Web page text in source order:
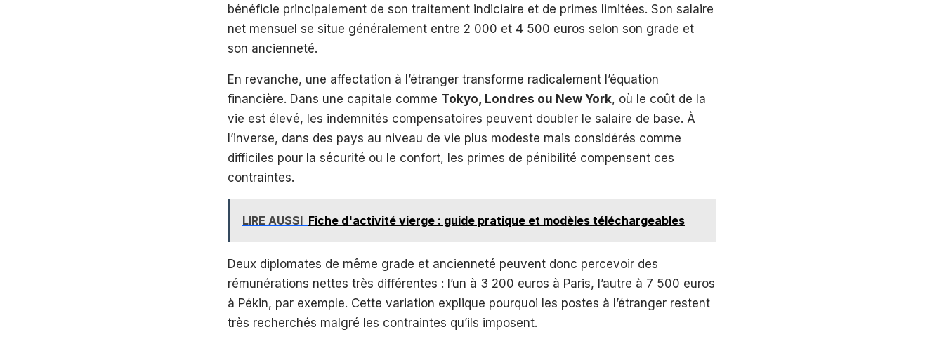
bénéficie principalement de son traitement indiciaire et de primes limitées. Son salaire
net mensuel se situe généralement entre 2 000 et 4 500 euros selon son grade et
son ancienneté.
En revanche, une affectation à l’étranger transforme radicalement l’équation
financière. Dans une capitale comme Tokyo, Londres ou New York, où le coût de la
vie est élevé, les indemnités compensatoires peuvent doubler le salaire de base. À
l’inverse, dans des pays au niveau de vie plus modeste mais considérés comme
difficiles pour la sécurité ou le confort, les primes de pénibilité compensent ces
contraintes.
LIRE AUSSI Fiche d'activité vierge : guide pratique et modèles téléchargeables
Deux diplomates de même grade et ancienneté peuvent donc percevoir des
rémunérations nettes très différentes : l’un à 3 200 euros à Paris, l’autre à 7 500 euros
à Pékin, par exemple. Cette variation explique pourquoi les postes à l’étranger restent
très recherchés malgré les contraintes qu’ils imposent.